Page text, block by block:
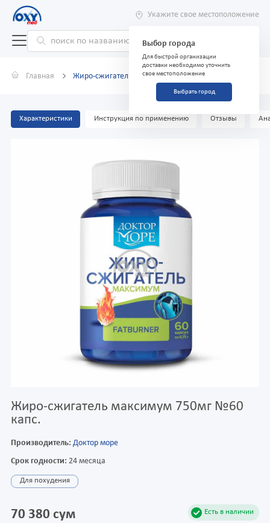
Укажите свое местоположение
Выбор города
Для быстрой организации
доставки необходимо уточнить
свое местоположение
Выбрать город
Главная Жиро-сжигатель максимум 750мг №60 капс.
Характеристики Инструкция по применению Отзывы
Жиро-сжигатель максимум 750мг №60
капс.
Производитель: Доктор море
Срок годности: 24 месяца
Для похудения
Есть в наличии
70 380 сум